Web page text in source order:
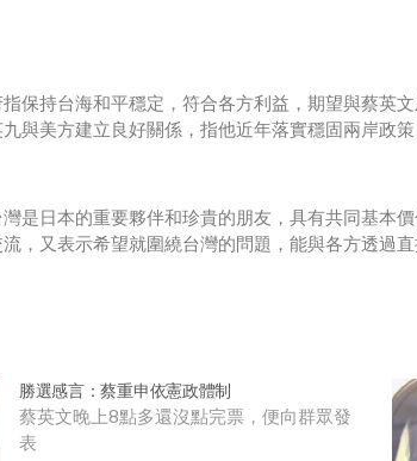
保持台海和平穩定，符合各方利益，期望與蔡英
與美方建立良好關係，指他近年落實穩固兩岸政
是日本的重要夥伴和珍貴的朋友，具有共同基本
，又表示希望就圍繞台灣的問題，能與各方透過
勝選感言：蔡重申依憲政體制
蔡英文晚上8點多還沒點完票，便向群眾發
表